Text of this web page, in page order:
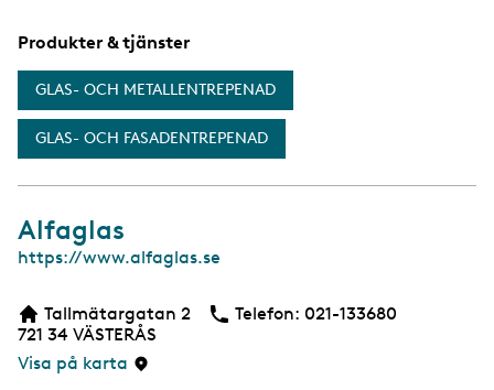
Produkter & tjänster
GLAS- OCH METALLENTREPENAD
GLAS- OCH FASADENTREPENAD
Alfaglas
W
b
s
i
https://www.alfaglas.se
Tallmätargatan 2
721 34 VÄSTERÅS
Visa på karta
Telefon: Telefon
021-133680